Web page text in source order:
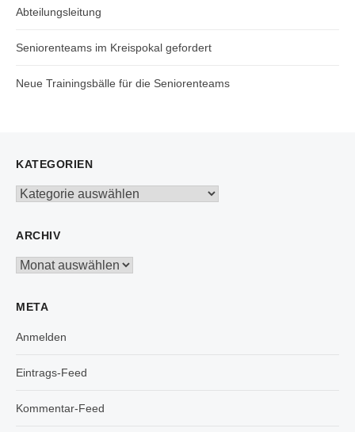
Abteilungsleitung
Seniorenteams im Kreispokal gefordert
Neue Trainingsbälle für die Seniorenteams
KATEGORIEN
Kategorien
ARCHIV
Archiv
META
Anmelden
Eintrags-Feed
Kommentar-Feed